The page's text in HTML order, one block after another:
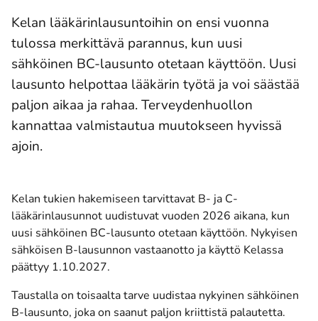
Kelan lääkärinlausuntoihin on ensi vuonna
tulossa merkittävä parannus, kun uusi
sähköinen BC-lausunto otetaan käyttöön. Uusi
lausunto helpottaa lääkärin työtä ja voi säästää
paljon aikaa ja rahaa. Terveydenhuollon
kannattaa valmistautua muutokseen hyvissä
ajoin.
Kelan tukien hakemiseen tarvittavat B- ja C-
lääkärinlausunnot uudistuvat vuoden 2026 aikana, kun
uusi sähköinen BC-lausunto otetaan käyttöön. Nykyisen
sähköisen B-lausunnon vastaanotto ja käyttö Kelassa
päättyy 1.10.2027.
Taustalla on toisaalta tarve uudistaa nykyinen sähköinen
B-lausunto, joka on saanut paljon kriittistä palautetta.